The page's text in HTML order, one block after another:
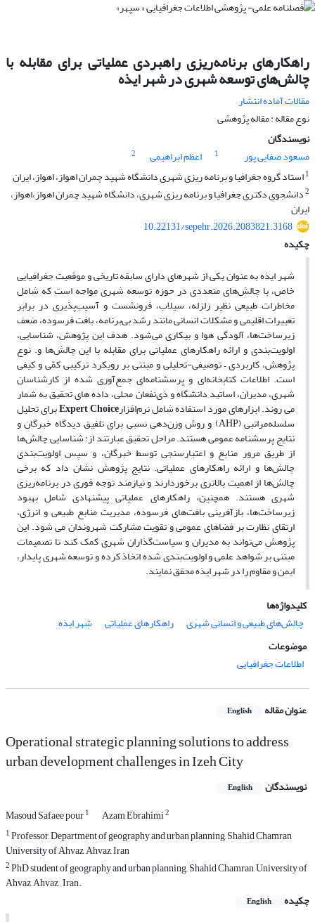
راهکارهای برنامه‌ریزی راهبردی عملیاتی برای مقابله با
چالش‌های توسعه شهری در شهر ایذه
مقالات آماده انتشار
نوع مقاله : مقاله پژوهشی
نویسندگان
مسعود صفایی پور
1 اعظم ابراهیمی
2
1استاد گروه جغرافیا و برنامه ریزی شهری دانشگاه شهید چمران اهواز، اهواز، ایران
2دانشجوی دکتری جغرافیا و برنامه ریزی شهری، دانشگاه شهید چمران اهواز،اهواز،
ایران
10.22131/sepehr.2026.2083821.3168
چکیده
شهر ایذه به عنوان یکی از شهرهای دارای سابقه تاریخی و موقعیت جغرافیایی
خاص، با چالش‌های متعددی در حوزه توسعه شهری مواجه است که شامل
مخاطرات طبیعی نظیر زلزله، سیلاب، فرونشست و آسیب‌پذیری در برابر
تغییرات اقلیمی و مشکلات انسانی مانند رشد بی‌برنامه، بافت فرسوده، ضعف
زیرساخت‌ها، آلودگی هوا و بیکاری می‌شود. هدف این پژوهش، شناسایی،
اولویت‌بندی و ارائه راهکارهای عملیاتی برای مقابله با این چالش‌ها و. نوع
پژوهش، کاربردی–توصیفی-تحلیلی و مبتنی بر رویکرد ترکیبی کمّی و کیفی
است. اطلاعات کتابخانه‌ای و پرسشنامه‌ای جمع‌آوری شده از کارشناسان
شهری، مدیران، اساتید دانشگاه و ذی‌نفعان محلی، داده های تحقیق به شمار
می روند. ابزارهای مورد استفاده شامل نرم‌افزارExpert Choiceبرای تحلیل
سلسله‌مراتبی(AHP)و روش وزن‌دهی نسبی برای تلفیق دیدگاه خبرگان و
نتایج پرسشنامه عمومی هستند. مراحل تحقیق عبارتند از: شناسایی چالش‌ها
از طریق مرور منابع و اعتبارسنجی توسط خبرگان، و سپس اولویت‌بندی
چالش‌ها و ارائه راهکارهای عملیاتی. نتایج پژوهش نشان داد که برخی
چالش‌ها از اهمیت بالاتری برخوردارند و نیازمند توجه فوری در برنامه‌ریزی
شهری هستند. همچنین، راهکارهای عملیاتی پیشنهادی شامل بهبود
زیرساخت‌ها، بازآفرینی بافت‌های فرسوده، مدیریت منابع طبیعی و انرژی،
ارتقای نظارت بر فضاهای عمومی و تقویت مشارکت شهروندان می شود. این
پژوهش می‌تواند به مدیران و سیاست‌گذاران شهری کمک کند تا تصمیمات
مبتنی بر شواهد علمی و اولویت‌بندی شده اتخاذ کرده و توسعه شهری پایدار،
ایمن و مقاوم را در شهر ایذه محقق نمایند.
کلیدواژه‌ها
چالش‌های طبیعی و انسانی شهری
راهکارهای عملیاتی
شهر ایذه
موضوعات
اطلاعات جغرافیایی
عنوان مقاله English
Operational strategic planning solutions to address
urban development challenges in Izeh City
نویسندگان English
Masoud Safaee pour1 Azam Ebrahimi2
1Professor, Department of geography and urban planning, Shahid Chamran
University of Ahvaz, Ahvaz, Iran
2PhD student of geography and urban planning,, Shahid Chamran, University of
Ahvaz, Ahvaz, , Iran.
چکیده
English